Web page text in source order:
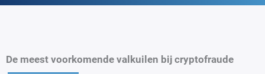
De meest voorkomende valkuilen bij cryptofraude